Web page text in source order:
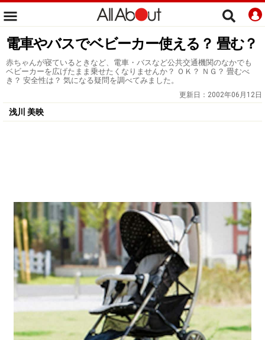
電車やバスでベビーカー使える？ 畳む？
赤ちゃんが寝ているときなど、電車・バスなど公共交通機関のなかでも
ベビーカーを広げたまま乗せたくなりませんか？ ＯＫ？ ＮＧ？ 畳むべ
き？ 安全性は？ 気になる疑問を調べてみました。
更新日： 2002年06月12日
浅川 美映